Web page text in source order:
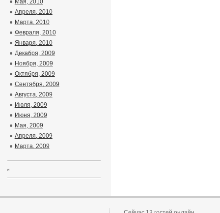
Мая, 2010
Апреля, 2010
Марта, 2010
Февраля, 2010
Января, 2010
Декабря, 2009
Ноября, 2009
Октября, 2009
Сентября, 2009
Августа, 2009
Июля, 2009
Июня, 2009
Мая, 2009
Апреля, 2009
Марта, 2009